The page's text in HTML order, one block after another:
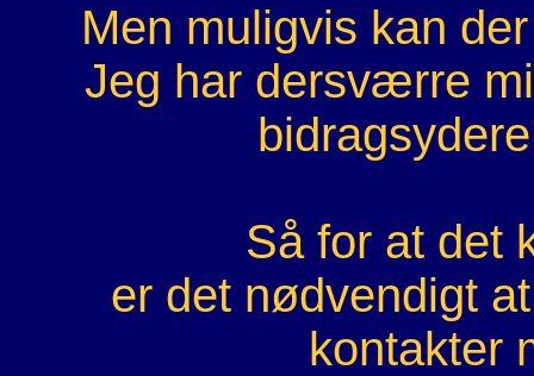
Men muligvis kan
Jeg har dersværre
Så for at det
er det nødvendigt
kontakter